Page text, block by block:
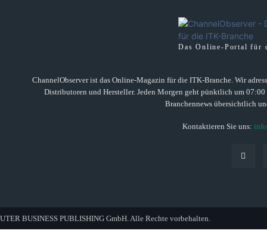
Das Online-Portal für
ChannelObserver ist das Online-Magazin für die ITK-Branche. Wir
Distributoren und Hersteller. Jeden Morgen geht pünktlich um
Branchennews übersichtlich
Kontaktieren Sie uns:
BUSINESS PUBLISHING GmbH. Alle Rechte vorbehalten.